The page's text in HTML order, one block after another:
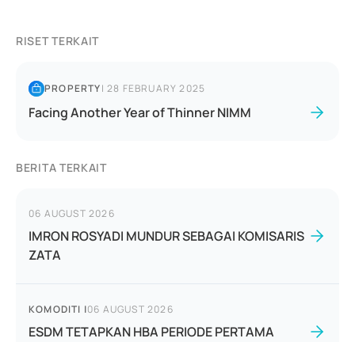
RISET TERKAIT
PROPERTY|28 FEBRUARY 2025
Facing Another Year of Thinner NIMM
BERITA TERKAIT
06 AUGUST 2026
IMRON ROSYADI MUNDUR SEBAGAI KOMISARIS
ZATA
KOMODITI |06 AUGUST 2026
ESDM TETAPKAN HBA PERIODE PERTAMA